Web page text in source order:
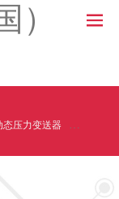
）
态压力变送器 温压一体